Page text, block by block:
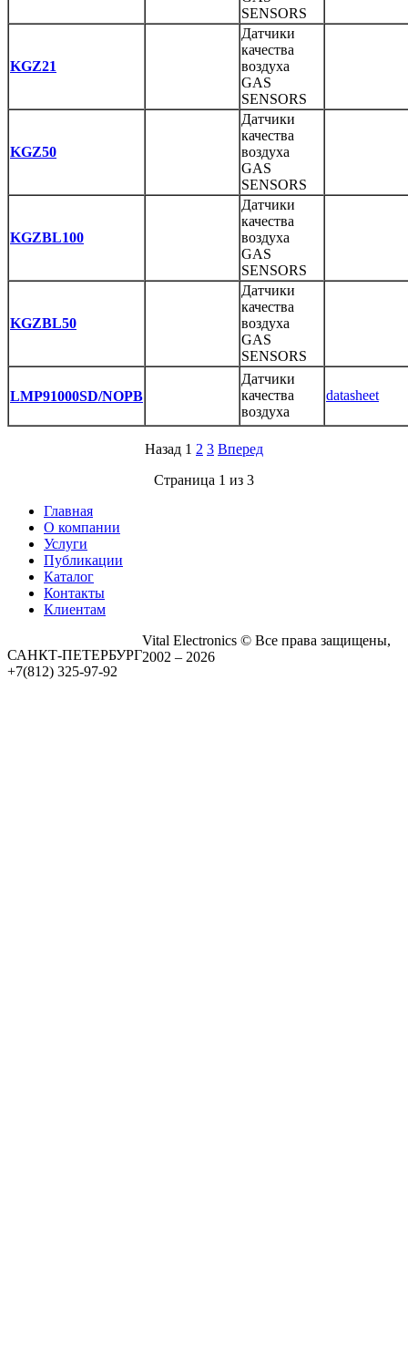
SENSORS
KGZ21
Датчики
качества
воздуха
GAS
SENSORS
KGZ50
Датчики
качества
воздуха
GAS
SENSORS
KGZBL100
Датчики
качества
воздуха
GAS
SENSORS
KGZBL50
Датчики
качества
воздуха
GAS
SENSORS
LMP91000SD/NOPB
Датчики
качества
воздуха
datasheet
Назад 1 2 3 Вперед
Страница 1 из 3
Главная
О компании
Услуги
Публикации
Каталог
Контакты
Клиентам
САНКТ-ПЕТЕРБУРГ
+7(812) 325-97-92
Vital Electronics © Все права защищены,
2002 – 2026